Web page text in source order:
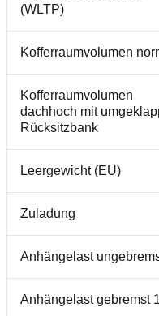
(WLTP)
Kofferraumvolumen
Kofferraumvolumen
dachhoch mit
Rücksitzbank
Leergewicht (EU)
Zuladung
Anhängelast
Anhängelast gebremst